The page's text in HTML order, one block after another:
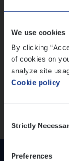
We use cookies
By clicking
of cookies on
analyze site
Cookie policy
Selection
Strictly
Preferences
Sales
Loca­tie
Lees onze
Meer dan
versterken
Mathias houdt
humor